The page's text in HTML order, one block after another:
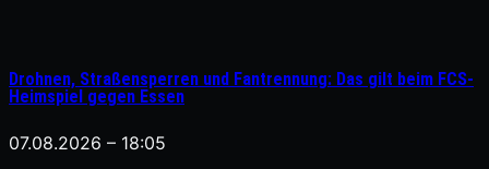
Drohnen, Straßensperren und Fantrennung: Das gilt beim FCS-
Heimspiel gegen Essen
07.08.2026 – 18:05